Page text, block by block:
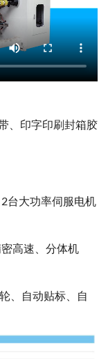
、印字印刷封箱胶
台大功率伺服电机
高速、分体机
、自动贴标、自